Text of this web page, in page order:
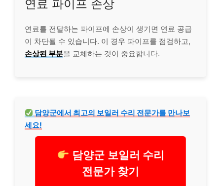
연료 파이프 손상
연료를 전달하는 파이프에 손상이 생기면 연료 공급
이 차단될 수 있습니다. 이 경우 파이프를 점검하고,
손상된 부분을 교체하는 것이 중요합니다.
담양군에서 최고의 보일러 수리 전문가를 만나보
세요!
담양군 보일러 수리
전문가 찾기